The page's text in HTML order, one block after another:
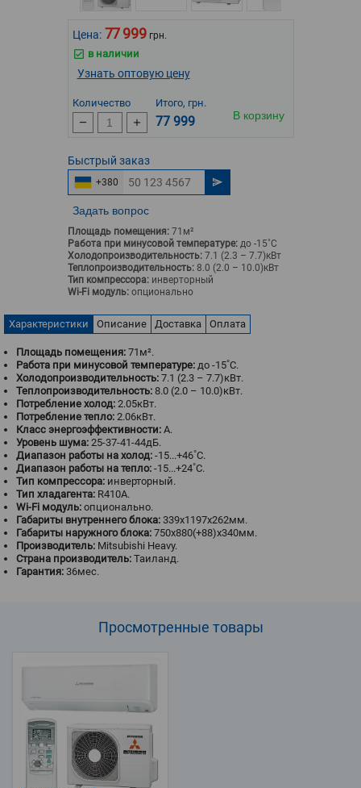
Цена: 77 999 грн.
в наличии
Узнать оптовую цену
Количество Итого, грн.
77 999 В корзину
Быстрый заказ
+380
Задать вопрос
Площадь помещения:71м²
Работа при минусовой температуре:до -15˚С
Холодопроизводительность:7.1 (2.3 – 7.7)кВт
Теплопроизводительность:8.0 (2.0 – 10.0)кВт
Тип компрессора:инверторный
Wi-Fi модуль:опционально
Характеристики Описание Доставка Оплата
Площадь помещения: 71м².
Работа при минусовой температуре: до -15˚С.
Холодопроизводительность: 7.1 (2.3 – 7.7)кВт.
Теплопроизводительность: 8.0 (2.0 – 10.0)кВт.
Потребление холод: 2.05кВт.
Потребление тепло: 2.06кВт.
Класс энергоэффективности: A.
Уровень шума: 25-37-41-44дБ.
Диапазон работы на холод: -15...+46˚С.
Диапазон работы на тепло: -15...+24˚С.
Тип компрессора: инверторный.
Тип хладагента: R410A.
Wi-Fi модуль: опционально.
Габариты внутреннего блока: 339x1197x262мм.
Габариты наружного блока: 750x880(+88)x340мм.
Производитель: Mitsubishi Heavy.
Страна производитель: Таиланд.
Гарантия: 36мес.
Просмотренные товары